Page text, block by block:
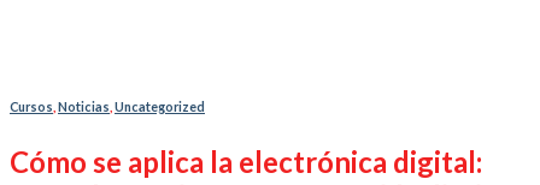
Cursos Noticias Uncategorized
Cómo se aplica la electrónica digital: